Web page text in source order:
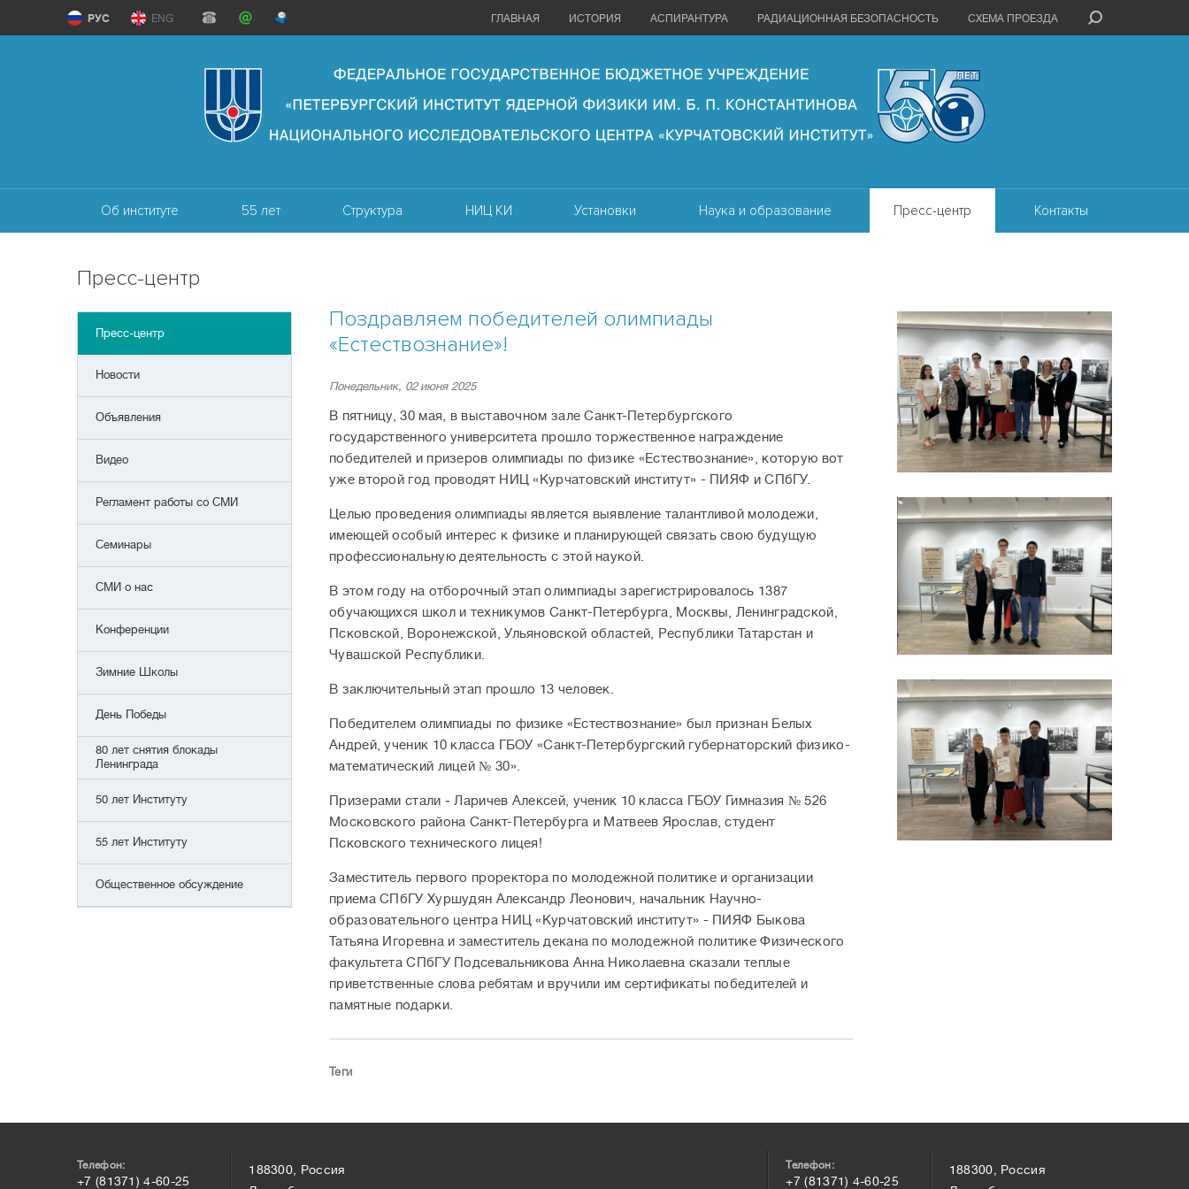
ГЛАВНАЯ ИСТОРИЯ АСПИРАНТУРА РАДИАЦИОННАЯ БЕЗОПАСНОСТЬ СХЕМА ПРОЕЗДА
РУС ENG
Об институте 55 лет Структура НИЦ КИ Установки Наука и образование Пресс-центр Контакты
Пресс-центр
Пресс-центр
Новости
Объявления
Видео
Регламент работы со СМИ
Семинары
СМИ о нас
Конференции
Зимние Школы
День Победы
80 лет снятия блокады
Ленинграда
50 лет Институту
55 лет Институту
Общественное обсуждение
Поздравляем победителей олимпиады
«Естествознание»!
Понедельник, 02 июня 2025
В пятницу, 30 мая, в выставочном зале Санкт-Петербургского
государственного университета прошло торжественное награждение
победителей и призеров олимпиады по физике «Естествознание», которую вот
уже второй год проводят НИЦ «Курчатовский институт» - ПИЯФ и СПбГУ.
Целью проведения олимпиады является выявление талантливой молодежи,
имеющей особый интерес к физике и планирующей связать свою будущую
профессиональную деятельность с этой наукой.
В этом году на отборочный этап олимпиады зарегистрировалось 1387
обучающихся школ и техникумов Санкт-Петербурга, Москвы, Ленинградской,
Псковской, Воронежской, Ульяновской областей, Республики Татарстан и
Чувашской Республики.
В заключительный этап прошло 13 человек.
Победителем олимпиады по физике «Естествознание» был признан Белых
Андрей, ученик 10 класса ГБОУ «Санкт-Петербургский губернаторский физико-
математический лицей № 30».
Призерами стали ‒ Ларичев Алексей, ученик 10 класса ГБОУ Гимназия № 526
Московского района Санкт-Петербурга и Матвеев Ярослав, студент
Псковского технического лицея!
Заместитель первого проректора по молодежной политике и организации
приема СПбГУ Хуршудян Александр Леонович, начальник Научно-
образовательного центра НИЦ «Курчатовский институт» - ПИЯФ Быкова
Татьяна Игоревна и заместитель декана по молодежной политике Физического
факультета СПбГУ Подсевальникова Анна Николаевна сказали теплые
приветственные слова ребятам и вручили им сертификаты победителей и
памятные подарки.
Теги
Телефон:
+7 (81371) 4-60-25
188300, Россия
Телефон:
+7 (81371) 4-60-25
188300, Россия